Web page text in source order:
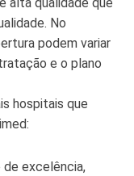
No
podem variar
e o plano
hospitais que
de excelência,